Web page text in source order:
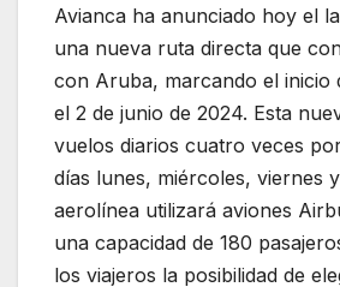
Avianca ha anunciado hoy el
una nueva ruta directa que
con Aruba, marcando el inicio
el 2 de junio de 2024. Esta
vuelos diarios cuatro veces
días lunes, miércoles, viernes
aerolínea utilizará aviones
una capacidad de 180
los viajeros la posibilidad de